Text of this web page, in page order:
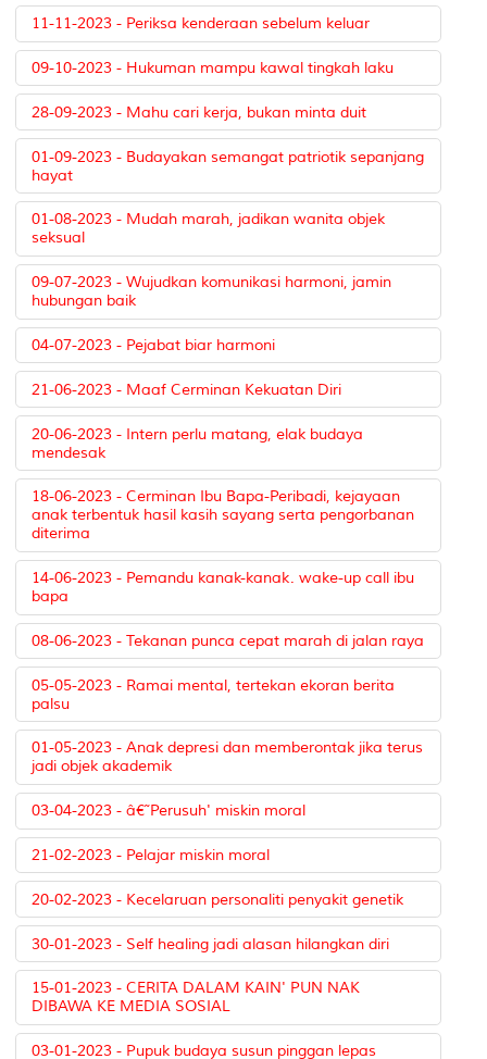
11-11-2023 - Periksa kenderaan sebelum keluar
09-10-2023 - Hukuman mampu kawal tingkah laku
28-09-2023 - Mahu cari kerja, bukan minta duit
01-09-2023 - Budayakan semangat patriotik sepanjang
hayat
01-08-2023 - Mudah marah, jadikan wanita objek
seksual
09-07-2023 - Wujudkan komunikasi harmoni, jamin
hubungan baik
04-07-2023 - Pejabat biar harmoni
21-06-2023 - Maaf Cerminan Kekuatan Diri
20-06-2023 - Intern perlu matang, elak budaya
mendesak
18-06-2023 - Cerminan Ibu Bapa-Peribadi, kejayaan
anak terbentuk hasil kasih sayang serta pengorbanan
diterima
14-06-2023 - Pemandu kanak-kanak. wake-up call ibu
bapa
08-06-2023 - Tekanan punca cepat marah di jalan raya
05-05-2023 - Ramai mental, tertekan ekoran berita
palsu
01-05-2023 - Anak depresi dan memberontak jika terus
jadi objek akademik
03-04-2023 - â€˜Perusuh' miskin moral
21-02-2023 - Pelajar miskin moral
20-02-2023 - Kecelaruan personaliti penyakit genetik
30-01-2023 - Self healing jadi alasan hilangkan diri
15-01-2023 - CERITA DALAM KAIN' PUN NAK
DIBAWA KE MEDIA SOSIAL
03-01-2023 - Pupuk budaya susun pinggan lepas